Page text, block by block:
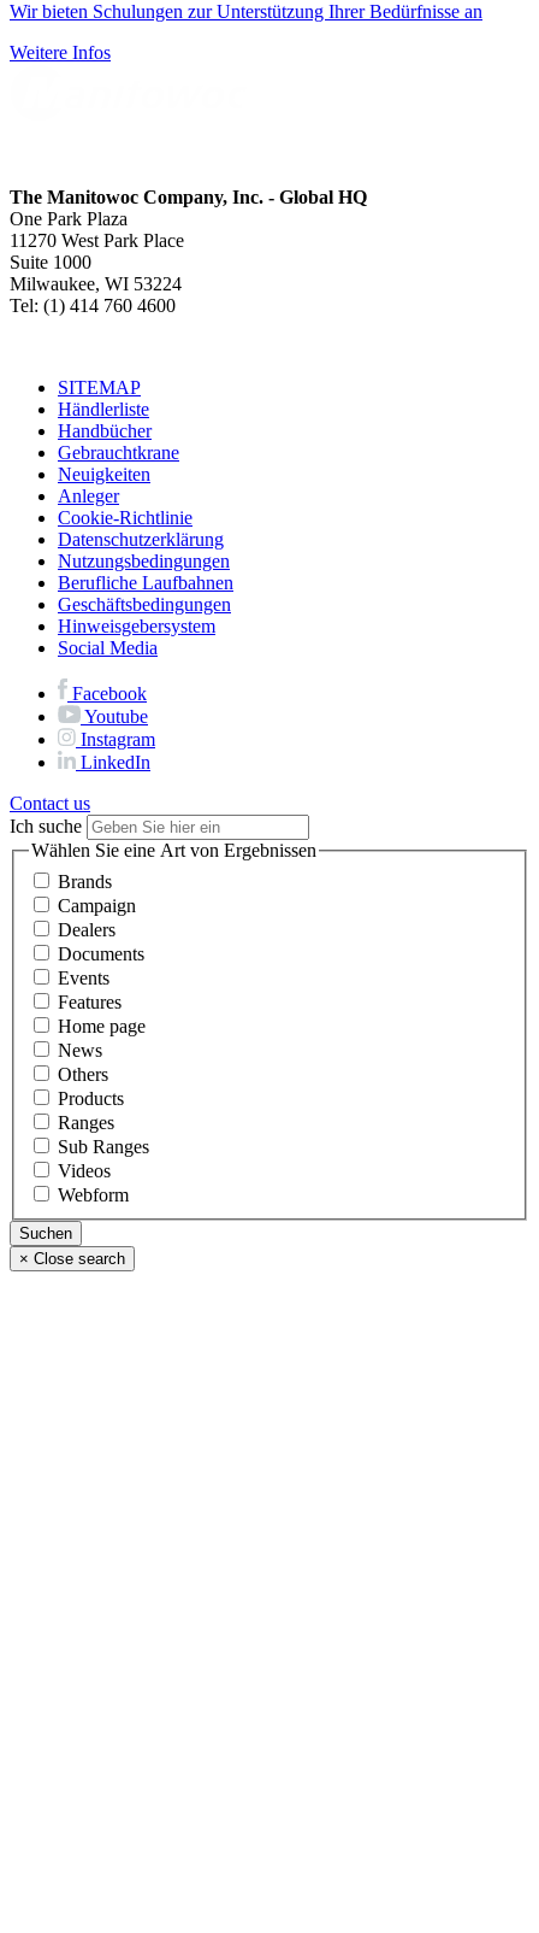
Wir bieten Schulungen zur Unterstützung Ihrer Bedürfnisse an
Weitere Infos
The Manitowoc Company, Inc. - Global HQ
One Park Plaza
11270 West Park Place
Suite 1000
Milwaukee, WI 53224
Tel: (1) 414 760 4600
SITEMAP
Händlerliste
Handbücher
Gebrauchtkrane
Neuigkeiten
Anleger
Cookie-Richtlinie
Datenschutzerklärung
Nutzungsbedingungen
Berufliche Laufbahnen
Geschäftsbedingungen
Hinweisgebersystem
Social Media
Facebook
Youtube
Instagram
LinkedIn
Contact us
Ich suche
Wählen Sie eine Art von Ergebnissen
Brands
Campaign
Dealers
Documents
Events
Features
Home page
News
Others
Products
Ranges
Sub Ranges
Videos
Webform
× Close search